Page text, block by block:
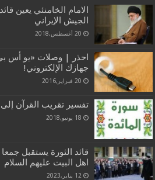
الامام الخامنئي يعين
الجيش الإيراني
20 أغسطس,2018
احذر | وصلات «يو أس
جهازك الإلكتروني!
20 فبراير,2016
تفسير تقريب القرآن
18 يونيو,2018
قائد الثورة يستقبل
اهل البيت عليهم السلام
12 يناير,2023